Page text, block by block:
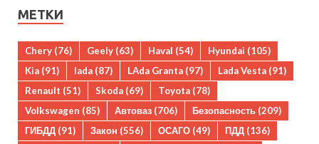
МЕТКИ
Chery (76) Geely (63) Haval (54) Hyundai (105)
Kia (91) lada (87) LAda Granta (97) Lada Vesta (91)
Renault (51) Skoda (69) Toyota (78)
Volkswagen (85) Автоваз (706) Безопасность (209)
ГИБДД (91) Закон (556) ОСАГО (49) ПДД (136)